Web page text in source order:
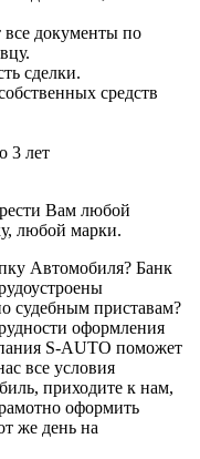
документы по
сделки.
средств
3 лет
Вам любой
любой марки.
Автомобиля? Банк
судебным приставам?
оформления
S-AUTO поможет
все условия
приходите к нам,
оформить
же день на